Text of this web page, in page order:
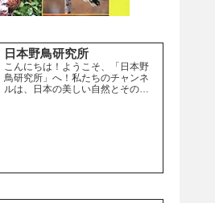
日本野鳥研究所
こんにちは！ようこそ、「日本野
鳥研究所」へ！私たちのチャンネ
ルは、日本の美しい自然とその中